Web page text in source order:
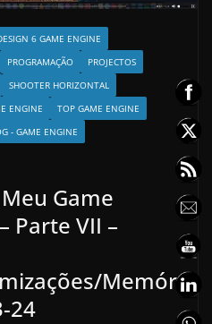
6 GAME ENGINE
PROGRAMAÇÃO
PROJECTOS
SHOOTER HORIZONTAL
ENGINE
TOP GAME ENGINE
- GAME ENGINE
Game
Parte VII –
Memór
24